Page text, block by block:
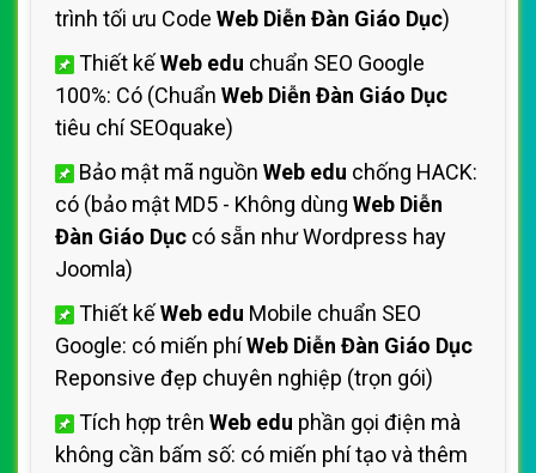
trình tối ưu Code Web Diễn Đàn Giáo Dục)
Thiết kếWeb edu chuẩn SEO Google
100%: Có (Chuẩn Web Diễn Đàn Giáo Dục
tiêu chí SEOquake)
Bảo mật mã nguồn Web edu chống HACK:
có (bảo mật MD5 - Không dùng Web Diễn
Đàn Giáo Dục có sẵn như Wordpress hay
Joomla)
Thiết kếWeb edu Mobile chuẩn SEO
Google: có miến phíWeb Diễn Đàn Giáo Dục
Reponsive đẹp chuyên nghiệp (trọn gói)
Tích hợp trên Web edu phần gọi điện mà
không cần bấm số: có miến phí tạo và thêm